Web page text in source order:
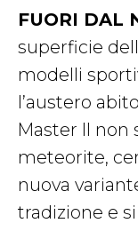
FUORI DAL
superficie
modelli
l’austero
Master II non
meteorite,
nuova
tradizione e